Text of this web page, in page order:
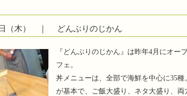
日（木） ｜ どんぶりのじかん
『どんぶりのじかん』は昨年4月にオー
フェ。
丼メニューは、全部で海鮮を中心に35種
が基本で、ご飯大盛り、ネタ大盛り、両